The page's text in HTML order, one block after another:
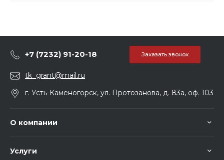
+7 (7232) 91-20-18 Заказать звонок
tk_grant@mail.ru
г. Усть-Каменогорск, ул. Протозанова, д. 83а, оф. 103
О компании
Услуги